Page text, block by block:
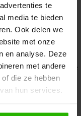
te
media te bieden
Ook delen we
met onze
en analyse. Deze
met andere
die ze hebben
hun services.
Voordeeluitjes.nl
has occurred while
console for more